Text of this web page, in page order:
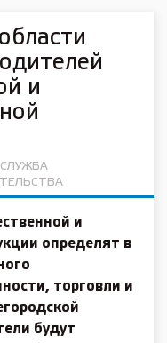
и
СЛУЖБА
и
определят в
торговли и
будут